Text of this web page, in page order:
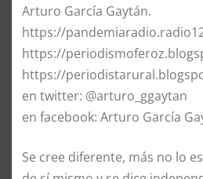
Arturo García Gaytán.
https://
https://
https://
en twitter: @arturo_ggaytan
en facebook: Arturo García
Se cree diferente, más no lo